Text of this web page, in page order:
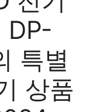
DP-
특별
상품